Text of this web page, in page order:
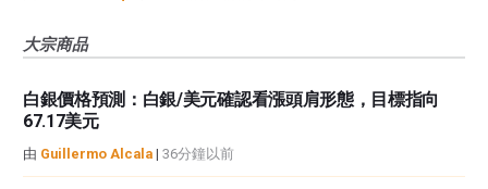
大宗商品
白銀價格預測：白銀/美元確認看漲頭肩形態，目標指向
67.17美元
由 Guillermo Alcala | 36分鐘以前